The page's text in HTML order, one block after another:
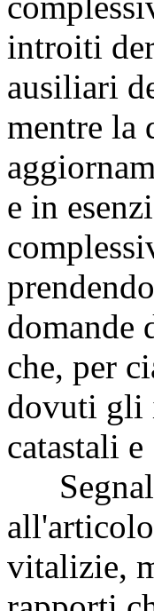
introiti
ausiliari
mentre la
e in
domande
che, per
dovuti gli
catastali
vitalizie,